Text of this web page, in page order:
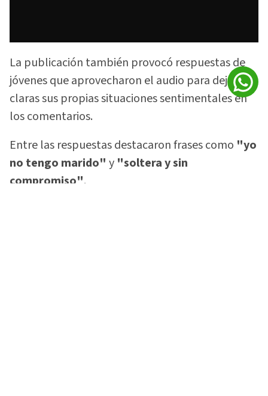
La publicación también provocó respuestas de
jóvenes que aprovecharon el audio para dejar
claras sus propias situaciones sentimentales en
los comentarios.
Entre las respuestas destacaron frases como "yo
no tengo marido" y "soltera y sin
compromiso".